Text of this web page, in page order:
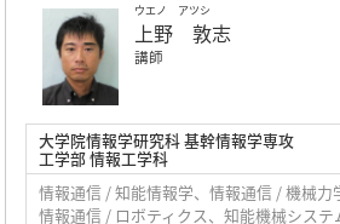
ウエノ アツシ
上野 敦志
講師
大学院情報学研究科 基幹情報学専攻
工学部 情報工学科
情報通信 / 知能情報学、情報通信 / 機械力
情報通信 / ロボティクス、知能機械システ